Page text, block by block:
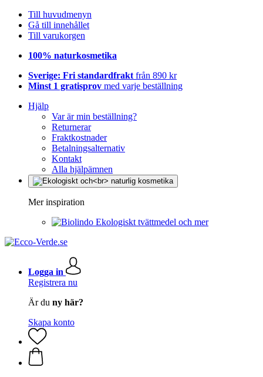
Till huvudmenyn
Gå till innehållet
Till varukorgen
100% naturkosmetika
Sverige: Fri standardfrakt från 890 kr
Minst 1 gratisprov med varje beställning
Hjälp
Var är min beställning?
Returnerar
Fraktkostnader
Betalningsalternativ
Kontakt
Alla hjälpämnen
Mer inspiration
Ekologiskt tvättmedel och mer
Logga in
Registrera nu
Är du ny här?
Skapa konto